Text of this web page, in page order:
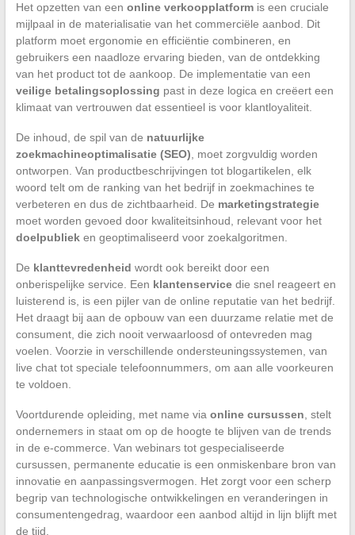
Het opzetten van een online verkoopplatformis een cruciale
mijlpaal in de materialisatie van het commerciële aanbod. Dit
platform moet ergonomie en efficiëntie combineren, en
gebruikers een naadloze ervaring bieden, van de ontdekking
van het product tot de aankoop. De implementatie van een
veilige betalingsoplossing past in deze logica en creëert een
klimaat van vertrouwen dat essentieel is voor klantloyaliteit.
De inhoud, de spil van de natuurlijke
zoekmachineoptimalisatie (SEO), moet zorgvuldig worden
ontworpen. Van productbeschrijvingen tot blogartikelen, elk
woord telt om de ranking van het bedrijf in zoekmachines te
verbeteren en dus de zichtbaarheid. De marketingstrategie
moet worden gevoed door kwaliteitsinhoud, relevant voor het
doelpublieken geoptimaliseerd voor zoekalgoritmen.
De klanttevredenheid wordt ook bereikt door een
onberispelijke service. Een klantenservicedie snel reageert en
luisterend is, is een pijler van de online reputatie van het bedrijf.
Het draagt bij aan de opbouw van een duurzame relatie met de
consument, die zich nooit verwaarloosd of ontevreden mag
voelen. Voorzie in verschillende ondersteuningssystemen, van
live chat tot speciale telefoonnummers, om aan alle voorkeuren
te voldoen.
Voortdurende opleiding, met name via online cursussen, stelt
ondernemers in staat om op de hoogte te blijven van de trends
in de e-commerce. Van webinars tot gespecialiseerde
cursussen, permanente educatie is een onmiskenbare bron van
innovatie en aanpassingsvermogen. Het zorgt voor een scherp
begrip van technologische ontwikkelingen en veranderingen in
consumentengedrag, waardoor een aanbod altijd in lijn blijft met
de tijd.